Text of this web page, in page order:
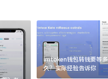
imtoken钱包转钱要等多
久？实际经验告诉你